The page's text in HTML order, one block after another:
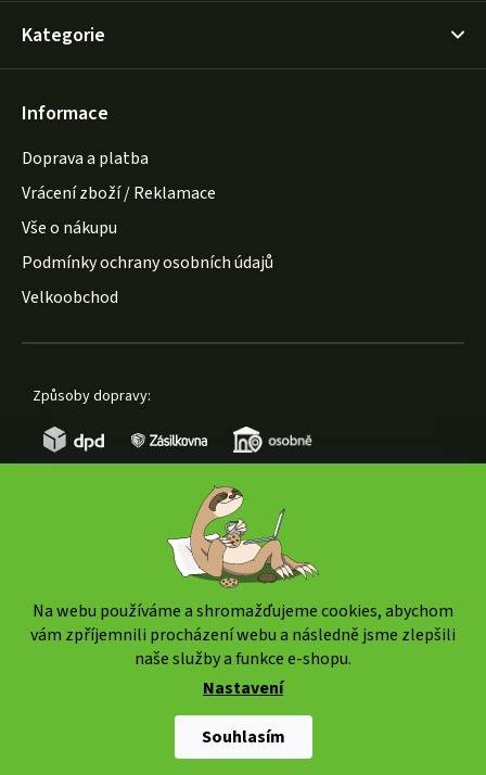
Na webu používáme a shromažďujeme cookies, abychom
vám zpříjemnili procházení webu a následně jsme zlepšili
naše služby a funkce e-shopu.
Nastavení
Souhlasím
Kategorie
Informace
Doprava a platba
Vrácení zboží / Reklamace
Vše o nákupu
Podmínky ochrany osobních údajů
Velkoobchod
Způsoby dopravy:
www.weedshop.cz
vyhrazena.
Upravit nastavení cookies